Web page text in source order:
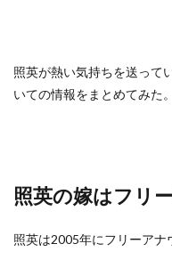
照英が熱い気持ちを送って
いての情報をまとめてみた。
照英の嫁はフリ
照英は2005年にフリーアナ